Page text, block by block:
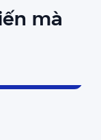
mà
gọi &